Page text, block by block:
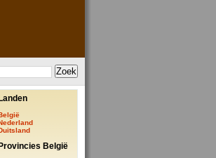
Landen
Provincies België